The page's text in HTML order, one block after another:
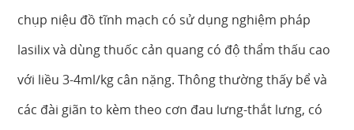
chụp niệu đồ tĩnh mạch có sử dụng nghiệm pháp
lasilix và dùng thuốc cản quang có độ thẩm thấu cao
với liều 3-4ml/kg cân nặng. Thông thường thấy bể và
các đài giãn to kèm theo cơn đau lưng-thắt lưng, có